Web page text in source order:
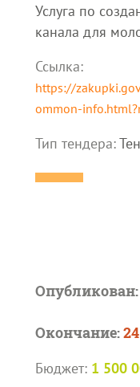
Услуга по
канала для
Ссылка:
https://
ommon-
Тип тендера:
Опубликован:
Окончание:
Бюджет: 1 500